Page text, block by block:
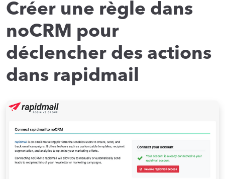
Créer une règle dans
noCRM pour
déclencher des actions
dans rapidmail